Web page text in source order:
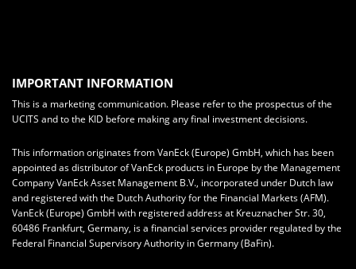
IMPORTANT INFORMATION
This is a marketing communication. Please refer to the prospectus of the
UCITS and to the KID before making any final investment decisions.
This information originates from VanEck (Europe) GmbH, which has been
appointed as distributor of VanEck products in Europe by the Management
Company VanEck Asset Management B.V., incorporated under Dutch law
and registered with the Dutch Authority for the Financial Markets (AFM).
VanEck (Europe) GmbH with registered address at Kreuznacher Str. 30,
60486 Frankfurt, Germany, is a financial services provider regulated by the
Federal Financial Supervisory Authority in Germany (BaFin).